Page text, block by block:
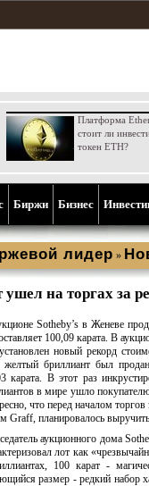
Платформа
стоит ли
токен ETH?
Биржи Бизнес
лидер »
на торгах за
Sotheby’s в Женеве
100,09 карата. В
новый рекорд
желтый бриллиант был
карата. В этот раз
в мире ушло
что перед началом
Graff, планировалось
аукционного дома
лот как
100 карат -
размер - редкий набор